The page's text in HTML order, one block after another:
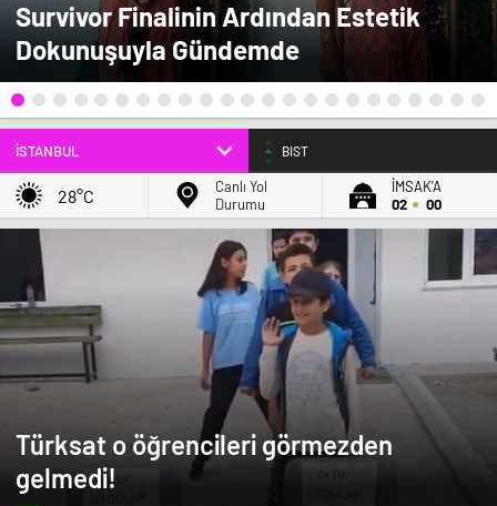
Survivor Finalinin Ardından Estetik
Dokunuşuyla Gündemde
BIST
28°C
Canlı Yol
Durumu
İMSAK'A
02
00
Türksat o öğrencileri görmezden
gelmedi!